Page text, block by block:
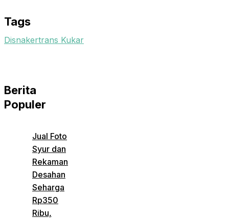
Tags
Disnakertrans Kukar
Berita
Populer
Jual Foto
Syur dan
Rekaman
Desahan
Seharga
Rp350
Ribu,